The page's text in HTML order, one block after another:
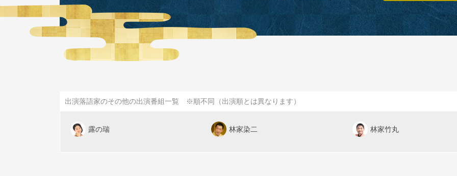
出演落語家のその他の出演番組一覧 ※順不同（出演順とは異なります）
露の瑞 林家染二 林家竹丸